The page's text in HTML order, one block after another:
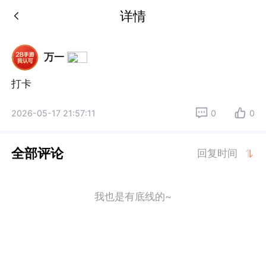
详情
万一
打卡
2026-05-17 21:57:11 0 0
全部评论 回复时间
我也是有底线的~